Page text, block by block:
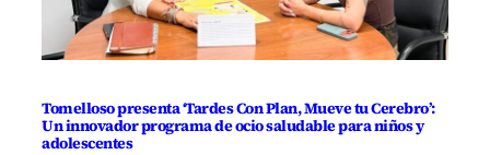
Tomelloso presenta ‘Tardes Con Plan, Mueve tu Cerebro’:
Un innovador programa de ocio saludable para niños y
adolescentes